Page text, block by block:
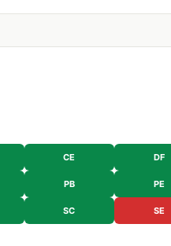
CE DF
PB PE
SC SE